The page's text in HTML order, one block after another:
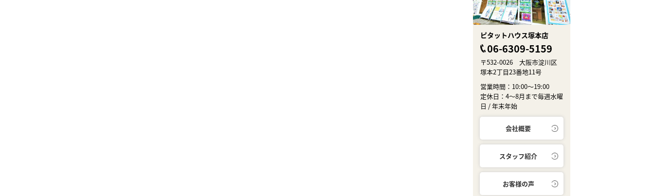
ピタットハウス塚本店
06-6309-5159
〒532-0026 大阪市淀川区
塚本2丁目23番地11号
営業時間：10:00～19:00
定休日：4～8月まで毎週水曜
日 / 年末年始
会社概要
スタッフ紹介
お客様の声